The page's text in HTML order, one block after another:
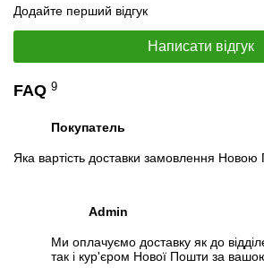
Додайте перший відгук
Написати відгук
FAQ 9
Покупатель
Яка вартість доставки замовлення
Admin
Ми оплачуємо доставку як до
так і кур'єром Нової Пошти за